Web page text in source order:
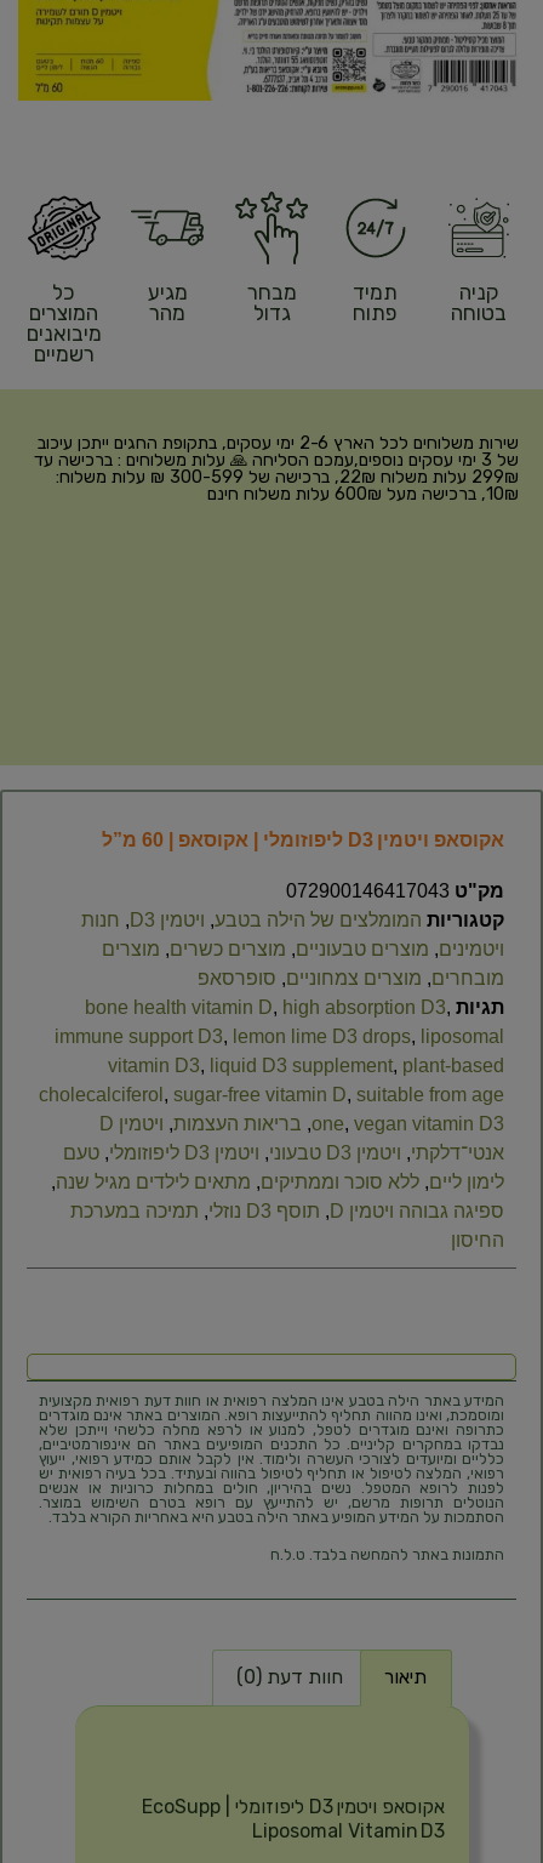
קניה
בטוחה
תמיד
פתוח
מבחר
גדול
מגיע
מהר
כל
המוצרים
מיבואנים
רשמיים
שירות משלוחים לכל הארץ 2-6 ימי עסקים, בתקופת החגים ייתכן עיכוב
של 3 ימי עסקים נוספים,עמכם הסליחה 🙏 עלות משלוחים : ברכישה עד
299₪ עלות משלוח 22₪, ברכישה של 300-599 ₪ עלות משלוח:
10₪, ברכישה מעל 600₪ עלות משלוח חינם
אקוסאפ ויטמין D3 ליפוזומלי | אקוסאפ | 60 מ”ל
מק"ט 072900146417043
קטגוריות המומלצים של הילה בטבע, ויטמין D3 , חנות
ויטמינים, מוצרים טבעוניים, מוצרים כשרים, מוצרים
מובחרים, מוצרים צמחוניים, סופרסאפ
תגיות
bone health vitamin D, high absorption D3,
immune support D3, lemon lime D3 drops, liposomal
vitamin D3, liquid D3 supplement, plant‑based
cholecalciferol , sugar‑free vitamin D, suitable from age
one, vegan vitamin D3
, בריאות העצמות,
ויטמין D
אנטי־דלקתי, ויטמין D3 טבעוני , ויטמין D3 ליפוזומלי , טעם
לימון ליים, ללא סוכר וממתיקים, מתאים לילדים מגיל שנה,
ספיגה גבוהה ויטמין D
, תוסף D3 נוזלי , תמיכה במערכת
החיסון
המידע באתר הילה בטבע אינו המלצה רפואית או חוות דעת רפואית מקצועית
ומוסמכת, ואינו מהווה תחליף להתייעצות רופא. המוצרים באתר אינם מוגדרים
כתרופה ואינם מוגדרים לטפל, למנוע או לרפא מחלה כלשהי וייתכן שלא
נבדקו במחקרים קליניים. כל התכנים המופיעים באתר הם אינפורמטיביים,
כלליים ומיועדים לצורכי העשרה ולימוד. אין לקבל אותם כמידע רפואי, ייעוץ
רפואי, המלצה לטיפול או תחליף לטיפול בהווה ובעתיד. בכל בעיה רפואית יש
לפנות לרופא המטפל. נשים בהיריון, חולים במחלות כרוניות או אנשים
הנוטלים תרופות מרשם, יש להתייעץ עם רופא בטרם השימוש במוצר.
הסתמכות על המידע המופיע באתר הילה בטבע היא באחריות הקורא בלבד.
התמונות באתר להמחשה בלבד. ט.ל.ח
תיאור חוות דעת (0)
אקוסאפ ויטמין D3 ליפוזומלי | EcoSupp
Liposomal Vitamin D3